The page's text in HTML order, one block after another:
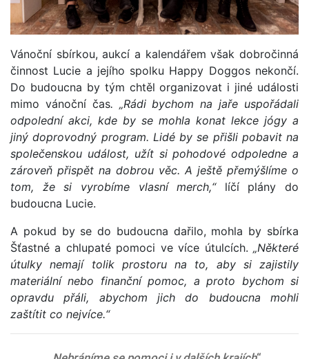
Vánoční sbírkou, aukcí a kalendářem však dobročinná
činnost Lucie a jejího spolku Happy Doggos nekončí.
Do budoucna by tým chtěl organizovat i jiné události
mimo vánoční čas. „Rádi bychom na jaře uspořádali
odpolední akci, kde by se mohla konat lekce jógy a
jiný doprovodný program. Lidé by se přišli pobavit na
společenskou událost, užít si pohodové odpoledne a
zároveň přispět na dobrou věc. A ještě přemýšlíme o
tom, že si vyrobíme vlasní merch,“ líčí plány do
budoucna Lucie.
A pokud by se do budoucna dařilo, mohla by sbírka
Šťastné a chlupaté pomoci ve více útulcích. „Některé
útulky nemají tolik prostoru na to, aby si zajistily
materiální nebo finanční pomoc, a proto bychom si
opravdu přáli, abychom jich do budoucna mohli
zaštítit co nejvíce.“